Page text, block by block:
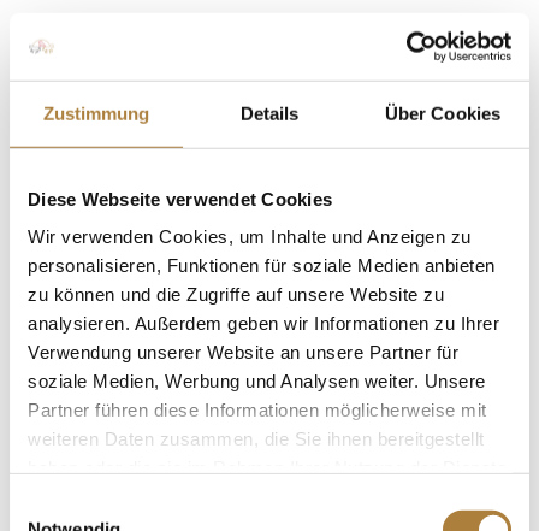
Zustimmung Details Über Cookies
Diese Webseite verwendet Cookies
Wir verwenden Cookies, um Inhalte und Anzeigen zu
personalisieren, Funktionen für soziale Medien anbieten
zu können und die Zugriffe auf unsere Website zu
analysieren. Außerdem geben wir Informationen zu Ihrer
Verwendung unserer Website an unsere Partner für
soziale Medien, Werbung und Analysen weiter. Unsere
Partner führen diese Informationen möglicherweise mit
weiteren Daten zusammen, die Sie ihnen bereitgestellt